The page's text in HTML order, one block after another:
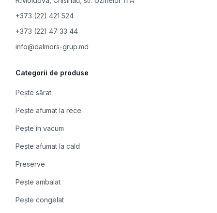
+373 (22) 421 524
+373 (22) 47 33 44
info@dalmors-grup.md
Categorii de produse
Pește sărat
Pește afumat la rece
Pește în vacum
Pește afumat la cald
Preserve
Pește ambalat
Pește congelat